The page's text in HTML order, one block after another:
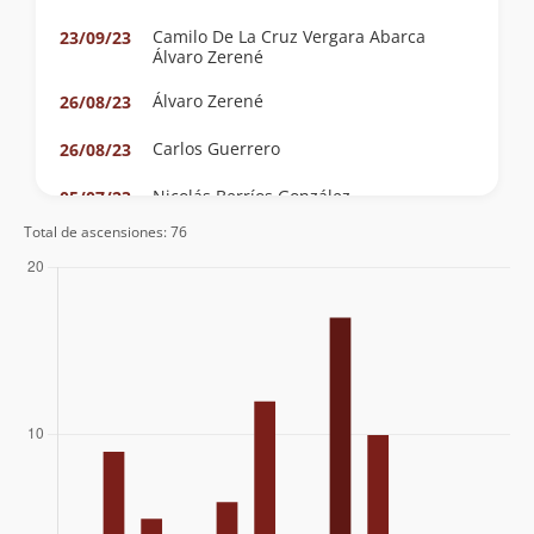
23/09/23
Camilo De La Cruz Vergara Abarca
Álvaro Zerené
26/08/23
Álvaro Zerené
26/08/23 Carlos Guerrero
05/07/23
Nicolás Berríos González
Christian Torres Villegas
22/12/19
Felipe Trujillo
Total de ascensiones: 76